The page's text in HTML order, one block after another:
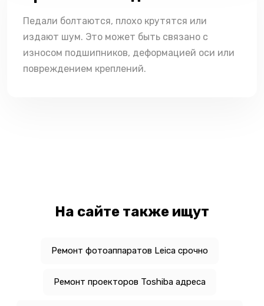
Педали болтаются, плохо крутятся или
издают шум. Это может быть связано с
износом подшипников, деформацией оси или
повреждением креплений.
На сайте также ищут
Ремонт фотоаппаратов Leica срочно
Ремонт проекторов Toshiba адреса